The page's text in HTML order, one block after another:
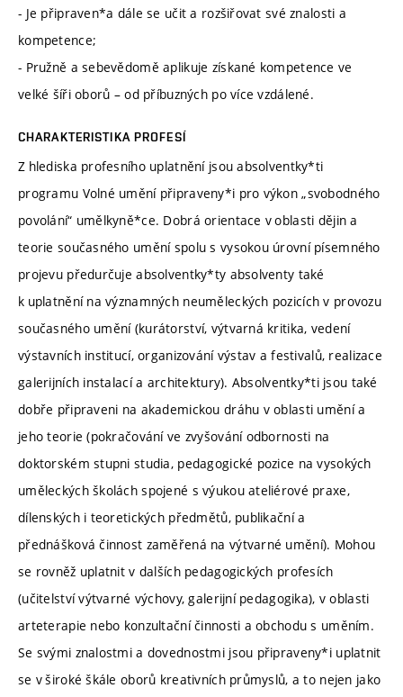
- Je připraven*a dále se učit a rozšiřovat své znalosti a
kompetence;
- Pružně a sebevědomě aplikuje získané kompetence ve
velké šíři oborů – od příbuzných po více vzdálené.
CHARAKTERISTIKA PROFESÍ
Z hlediska profesního uplatnění jsou absolventky*ti
programu Volné umění připraveny*i pro výkon „svobodného
povolání“ umělkyně*ce. Dobrá orientace v oblasti dějin a
teorie současného umění spolu s vysokou úrovní písemného
projevu předurčuje absolventky*ty absolventy také
k uplatnění na významných neuměleckých pozicích v provozu
současného umění (kurátorství, výtvarná kritika, vedení
výstavních institucí, organizování výstav a festivalů, realizace
galerijních instalací a architektury). Absolventky*ti jsou také
dobře připraveni na akademickou dráhu v oblasti umění a
jeho teorie (pokračování ve zvyšování odbornosti na
doktorském stupni studia, pedagogické pozice na vysokých
uměleckých školách spojené s výukou ateliérové praxe,
dílenských i teoretických předmětů, publikační a
přednášková činnost zaměřená na výtvarné umění). Mohou
se rovněž uplatnit v dalších pedagogických profesích
(učitelství výtvarné výchovy, galerijní pedagogika), v oblasti
arteterapie nebo konzultační činnosti a obchodu s uměním.
Se svými znalostmi a dovednostmi jsou připraveny*i uplatnit
se v široké škále oborů kreativních průmyslů, a to nejen jako